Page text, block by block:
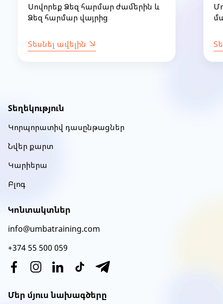
Սովորեք Ձեզ հարմար ժամերին և
Ձեզ հարմար վայրից
Տեսնել ավելին
Տեղեկություն
Կորպորատիվ դասընթացներ
Նվեր քարտ
Կարիերա
Բլոգ
Կոնտակտներ
info@umbatraining.com
+374 55 500 059
Մեր մյուս նախագծերը